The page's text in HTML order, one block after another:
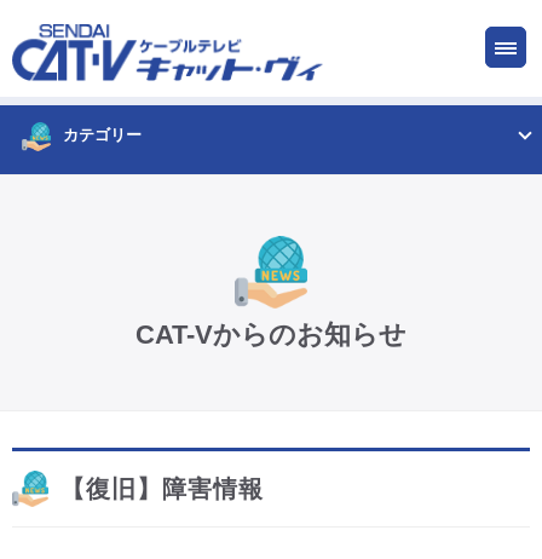
カテゴリー
CAT-Vからのお知らせ
【復旧】障害情報
お申し込み
ご検討中の方
サービス